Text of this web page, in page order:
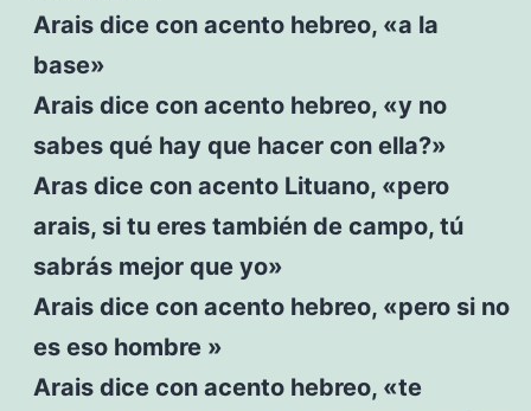
Arais dice con acento hebreo, «a la
base»
Arais dice con acento hebreo, «y no
sabes qué hay que hacer con ella?»
Aras dice con acento Lituano, «pero
arais, si tu eres también de campo, tú
sabrás mejor que yo»
Arais dice con acento hebreo, «pero si no
es eso hombre »
Arais dice con acento hebreo, «te